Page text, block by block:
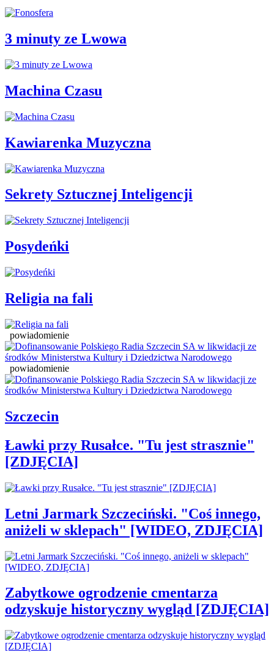
3 minuty ze Lwowa
Machina Czasu
Kawiarenka Muzyczna
Sekrety Sztucznej Inteligencji
Posydeńki
Religia na fali
powiadomienie
powiadomienie
Szczecin
Ławki przy Rusałce. "Tu jest strasznie"
[ZDJĘCIA]
Letni Jarmark Szczeciński. "Coś innego,
aniżeli w sklepach" [WIDEO, ZDJĘCIA]
Zabytkowe ogrodzenie cmentarza
odzyskuje historyczny wygląd [ZDJĘCIA]